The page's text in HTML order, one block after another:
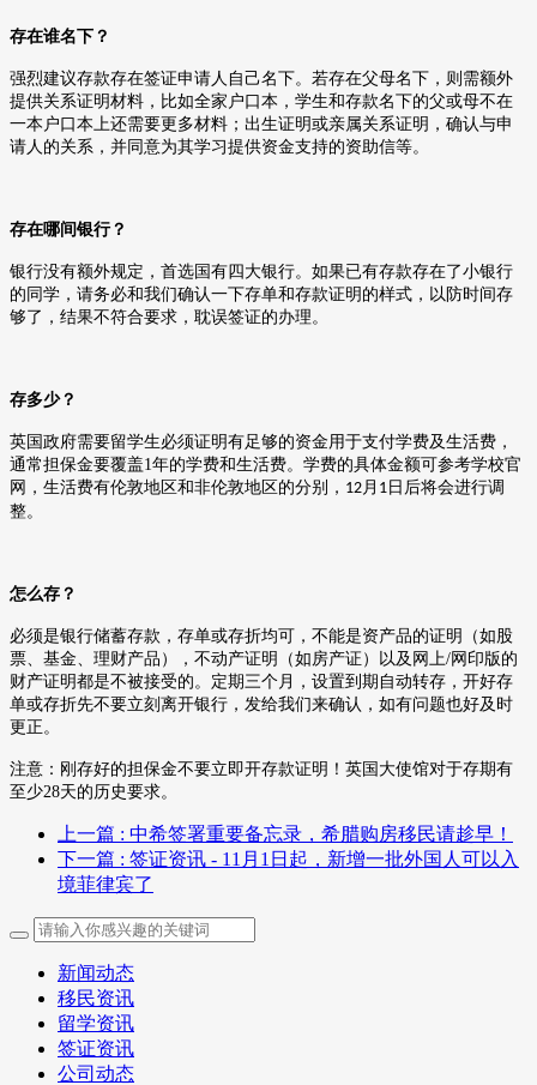
存在谁名下？
强烈建议存款存在签证申请人自己名下。若存在父母名下，则需额外
提供关系证明材料，比如全家户口本，学生和存款名下的父或母不在
一本户口本上还需要更多材料；出生证明或亲属关系证明，确认与申
请人的关系，并同意为其学习提供资金支持的资助信等。
存在哪间银行？
银行没有额外规定，首选国有四大银行。如果已有存款存在了小银行
的同学，请务必和我们确认一下存单和存款证明的样式，以防时间存
够了，结果不符合要求，耽误签证的办理。
存多少？
英国政府需要留学生必须证明有足够的资金用于支付学费及生活费，
通常担保金要覆盖1 年的学费和生活费。学费的具体金额可参考学校官
网，生活费有伦敦地区和非伦敦地区的分别， 12 月 1 日后将会进行调
整。
怎么存？
必须是银行储蓄存款，存单或存折均可，不能是资产品的证明（如股
票、基金、理财产品），不动产证明（如房产证）以及网上/网印版的
财产证明都是不被接受的。定期三个月，设置到期自动转存，开好存
单或存折先不要立刻离开银行，发给我们来确认，如有问题也好及时
更正。
注意：刚存好的担保金不要立即开存款证明！英国大使馆对于存期有
至少28天的历史要求。
上一篇 : 中希签署重要备忘录，希腊购房移民请趁早！
下一篇 : 签证资讯 - 11月1日起，新增一批外国人可以入
境菲律宾了
新闻动态
移民资讯
留学资讯
签证资讯
公司动态